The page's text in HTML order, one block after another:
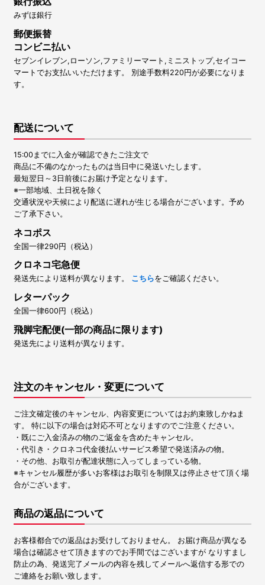
みずほ銀行
郵便振替
コンビニ払い
セブンイレブン,ローソン,ファミリーマート,ミニストップ,セイコー
マートでお支払いいただけます。 別途手数料220円が必要になりま
す。
配送について
15:00までに入金が確認できたご注文で
商品に不備のなかったものは当日中に発送いたします。
最短翌日～3日前後にお届け予定となります。
※一部地域、土日祝を除く
交通状況や天候により配送に遅れが生じる場合がございます。予め
ご了承下さい。
ネコポス
全国一律290円（税込）
クロネコ宅急便
発送先により送料が異なります。 こちらをご確認ください。
レターパック
全国一律600円（税込）
飛脚宅配便(一部の商品に限ります)
発送先により送料が異なります。
注文のキャンセル・変更について
ご注文確定後のキャンセル、内容変更についてはお約束致しかねま
す。 特に以下の場合は対応不可となりますのでご注意ください。
・既にご入金済みの物のご返金を含めたキャンセル。
・代引き・クロネコ代金後払いサービス希望で発送済みの物。
・その他、お取引が配達状態に入ってしまっている物。
※キャンセル履歴が多いお客様はお取引を制限又は停止させて頂く場
合がございます。
商品の返品について
お客様都合での返品はお受けしておりません。 お届け商品が異なる
場合は確認させて頂きますのでお手間ではございますが なりすまし
防止の為、発送完了メールの内容を残してメールへ返信する形での
ご連絡をお願い致します。